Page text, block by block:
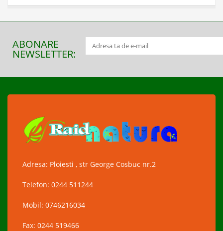
ABONARE
NEWSLETTER:
Adresa: Ploiesti , str George Cosbuc nr.2
Telefon: 0244 511244
Mobil: 0746216034
Fax: 0244 519466